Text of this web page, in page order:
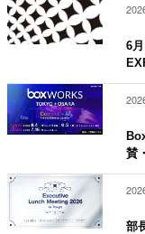
6
賛
部